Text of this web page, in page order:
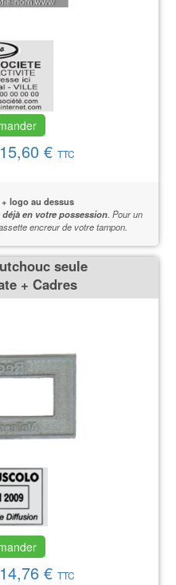
15,60 € TTC
logo au dessus
en votre possession. Pour un
encreur de votre tampon.
seule
+ Cadres
14,76 € TTC